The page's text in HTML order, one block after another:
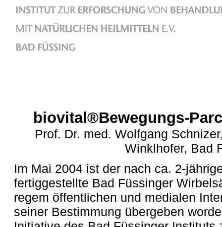
biovital®Bewegungs-
Prof. Dr. med. Wolfgang
Winklhofer, Bad
Im Mai 2004 ist der nach ca. 2-
fertiggestellte Bad Füssinger
regem öffentlichen und medialen
seiner Bestimmung übergeben